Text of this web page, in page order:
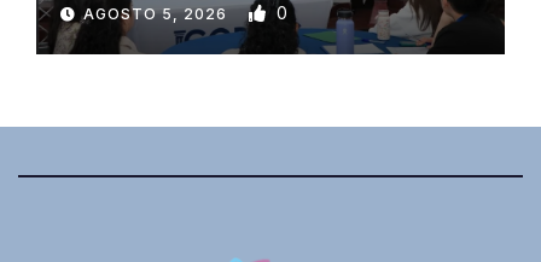
AGOSTO 5, 2026 0